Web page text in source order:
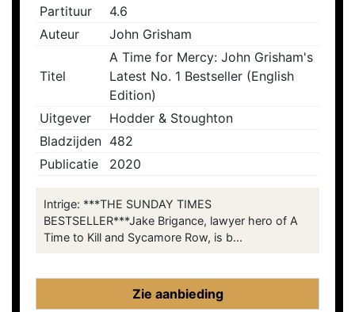
Partituur
4.6
Auteur
John Grisham
Titel
A Time for Mercy: John Grisham's
Latest No. 1 Bestseller (English
Edition)
Uitgever
Hodder & Stoughton
Bladzijden 482
Publicatie
2020
Intrige: ***THE SUNDAY TIMES
BESTSELLER***Jake Brigance, lawyer hero of A
Time to Kill and Sycamore Row, is b...
Zie aanbieding